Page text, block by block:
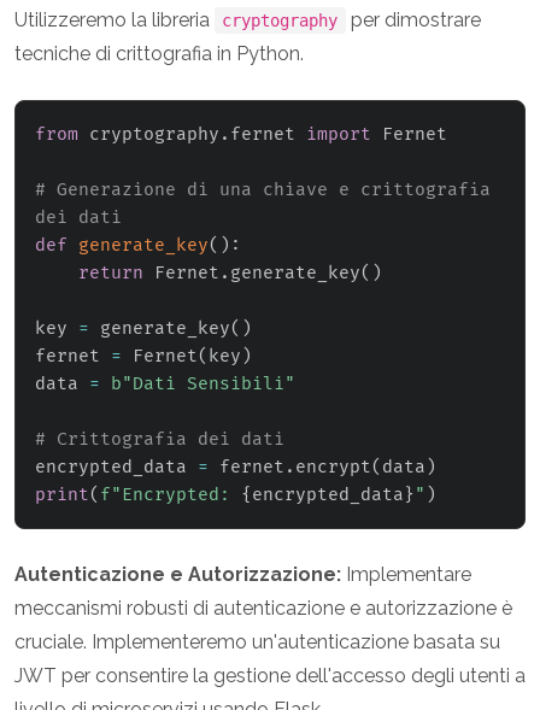
Utilizzeremo la libreria
cryptography
per dimostrare
tecniche di crittografia in Python.
from cryptography . fernet import Fernet
# Generazione di una chiave e crittografia
dei dati
def
generate_key( ) :
return Fernet . generate_key( )
key = generate_key( )
fernet = Fernet( key )
data = b"Dati Sensibili"
# Crittografia dei dati
encrypted_data = fernet . encrypt( data )
print( f"Encrypted: { encrypted_data } " )
Autenticazione e Autorizzazione: Implementare
meccanismi robusti di autenticazione e autorizzazione è
cruciale. Implementeremo un'autenticazione basata su
JWT per consentire la gestione dell'accesso degli utenti a